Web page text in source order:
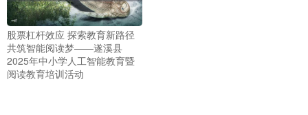
股票杠杆效应 探索教育新路径
共筑智能阅读梦——遂溪县
2025年中小学人工智能教育暨
阅读教育培训活动